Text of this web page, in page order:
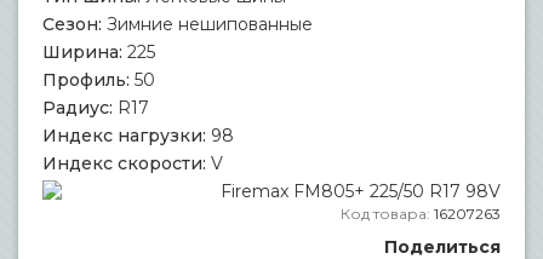
Сезон: Зимние нешипованные
Ширина: 225
Профиль: 50
Радиус: R17
Индекс нагрузки: 98
Индекс скорости: V
Код товара: 16207263
Поделиться